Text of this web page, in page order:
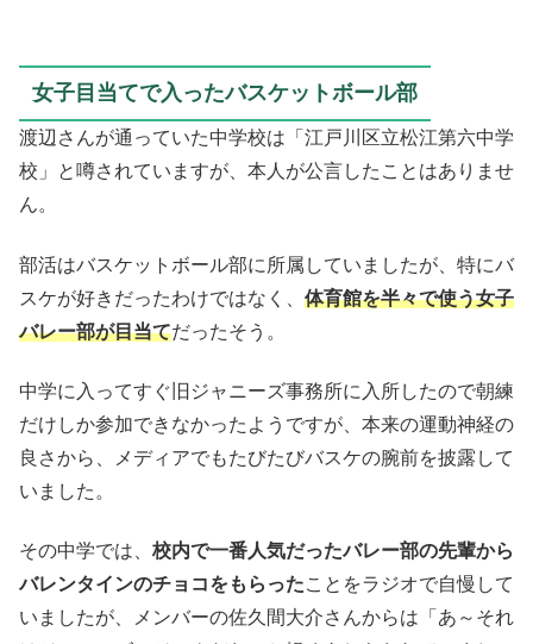
女子目当てで入ったバスケットボール部
渡辺さんが通っていた中学校は「江戸川区立松江第六中学
校」と噂されていますが、本人が公言したことはありませ
ん。
部活はバスケットボール部に所属していましたが、特にバ
スケが好きだったわけではなく、 体育館を半々で使う女子
バレー部が目当てだったそう。
中学に入ってすぐ旧ジャニーズ事務所に入所したので朝練
だけしか参加できなかったようですが、本来の運動神経の
良さから、メディアでもたびたびバスケの腕前を披露して
いました。
その中学では、 校内で一番人気だったバレー部の先輩から
バレンタインのチョコをもらったことをラジオで自慢して
いましたが、メンバーの佐久間大介さんからは「あ～それ